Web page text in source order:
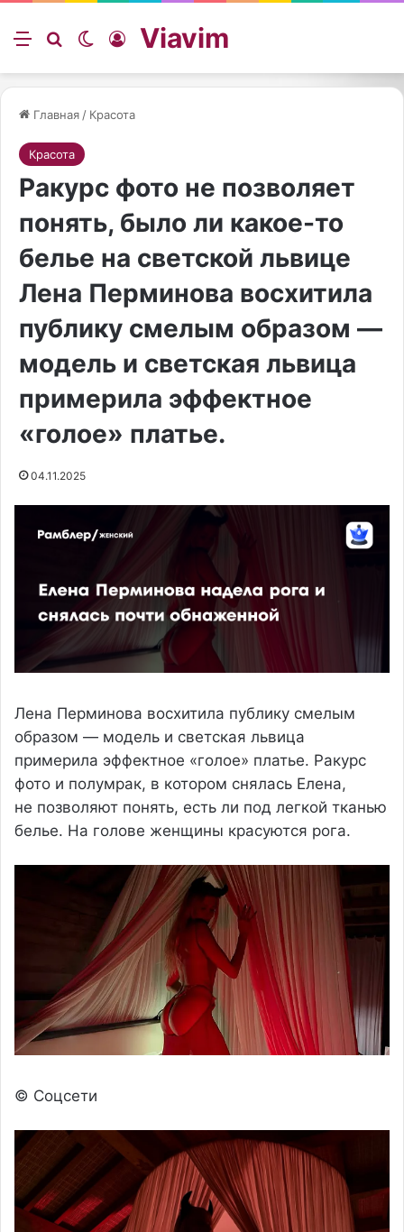
Меню ИскатьSwitch skin
Войти
Viavim
Главная / Красота
Красота
Ракурс фото не позволяет
понять, было ли какое-то
белье на светской львице
Лена Перминова восхитила
публику смелым образом —
модель и светская львица
примерила эффектное
«голое» платье.
04.11.2025
Лена Перминова восхитила публику смелым
образом — модель и светская львица
примерила эффектное «голое» платье. Ракурс
фото и полумрак, в котором снялась Елена,
не позволяют понять, есть ли под легкой тканью
белье. На голове женщины красуются рога.
© Соцсети